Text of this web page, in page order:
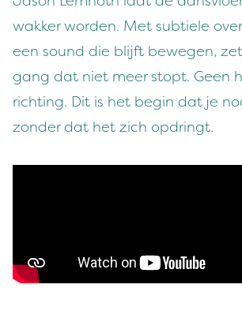
wakker worden. Met subtiele
een sound die blijft bewegen,
gang dat niet meer stopt. Geen
richting. Dit is het begin dat je
zonder dat het zich opdringt.